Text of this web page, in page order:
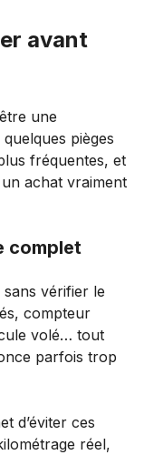
avant
une
pièges
fréquentes, et
achat vraiment
complet
sans vérifier le
compteur
volé… tout
parfois trop
d’éviter ces
réel,